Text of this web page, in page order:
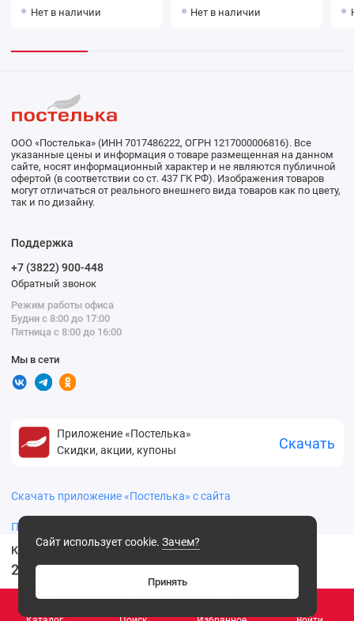
Колготки женские 2 размер 40 ден Загар MiNiMi
299 .00 ₽
Нет в наличии
Нет в наличии
Сайт использует cookie. Зачем?
Принять
ООО «Постелька» (ИНН 7017486222, ОГРН 1217000006816). Все
указанные цены и информация о товаре размещенная на данном
сайте, носят информационный характер и не являются публичной
офертой (в соответствии со ст. 437 ГК РФ). Изображения товаров
могут отличаться от реального внешнего вида товаров как по цвету,
так и по дизайну.
Поддержка
+7 (3822) 900-448
Обратный звонок
Режим работы офиса
Будни с 8:00 до 17:00
Пятница с 8:00 до 16:00
Мы в сети
Приложение «Постелька»
Скидки, акции, купоны
Скачать
Скачать приложение «Постелька» с сайта
Политика конфиденциальности